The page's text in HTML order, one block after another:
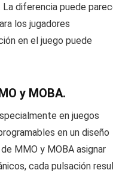
La diferencia puede
los jugadores
en el juego puede
y MOBA.
en juegos
en un diseño
MMO y MOBA asignar
cada pulsación